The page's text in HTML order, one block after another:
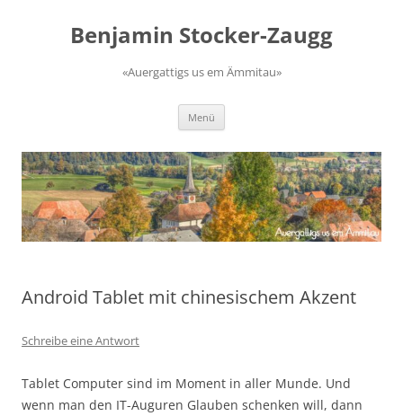
springenBenjamin Stocker-Zaugg
«Auergattigs us em Ämmitau»
Menü
Android Tablet mit chinesischem Akzent
Schreibe eine Antwort
Tablet Computer sind im Moment in aller Munde. Und
wenn man den IT-Auguren Glauben schenken will, dann